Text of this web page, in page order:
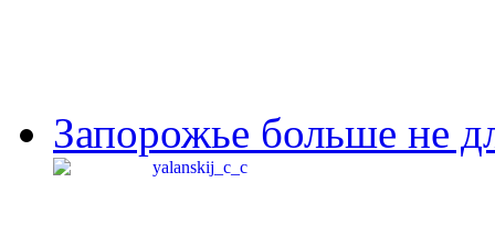
Запорожье больше не